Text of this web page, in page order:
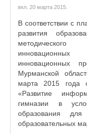
вкл. 20 марта 2015
В соответствии с
развития
методического
инновационных
Мурманской
марта 2015 года
«Развитие
гимназии в
образования для
образовательных